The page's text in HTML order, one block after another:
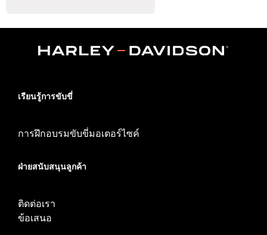
เรียนรู้การขับขี่
การฝึกอบรมขับขี่มอเตอร์ไซค์
ฝ่ายสนับสนุนลูกค้า
ติดต่อเรา
ข้อเสนอ